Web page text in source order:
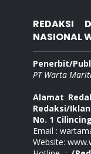
REDAKSI
NASIONAL
Penerbit/
PT Warta
Alamat
Redaksi/
No. 1
Email :
Website: